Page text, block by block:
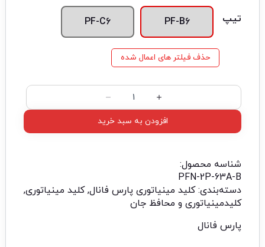
تیپ PF-B6
PF-C6
حذف فیلتر های اعمال شده
افزودن به سبد خرید
شناسه محصول:
PFN-2P-63A-B
دسته‌بندی:کلید مینیاتوری پارس فانال,کلید مینیاتوری,
کلیدمینیاتوری و محافظ جان
پارس فانال